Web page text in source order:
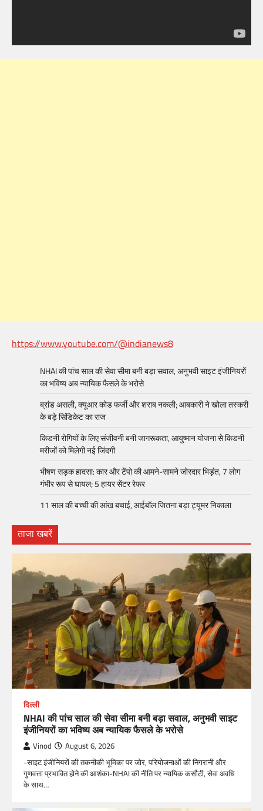
https://www.youtube.com/@indianews8
NHAI की पांच साल की सेवा सीमा बनी बड़ा सवाल, अनुभवी साइट इंजीनियरों
का भविष्य अब न्यायिक फैसले के भरोसे
ब्रांड असली, क्यूआर कोड फर्जी और शराब नकली; आबकारी ने खोला तस्करी
के बड़े सिंडिकेट का राज
किडनी रोगियों के लिए संजीवनी बनी जागरूकता, आयुष्मान योजना से किडनी
मरीजों को मिलेगी नई जिंदगी
भीषण सड़क हादसा: कार और टेंपो की आमने-सामने जोरदार भिड़ंत, 7 लोग
गंभीर रूप से घायल; 5 हायर सेंटर रेफर​
11 साल की बच्ची की आंख बचाई, आईबॉल जितना बड़ा ट्यूमर निकाला
ताजा खबरें
दिल्ली
NHAI की पांच साल की सेवा सीमा बनी बड़ा सवाल, अनुभवी साइट
इंजीनियरों का भविष्य अब न्यायिक फैसले के भरोसे
Vinod August 6, 2026
-साइट इंजीनियरों की तकनीकी भूमिका पर जोर, परियोजनाओं की निगरानी और
गुणवत्ता प्रभावित होने की आशंका-NHAI की नीति पर न्यायिक कसौटी, सेवा अवधि
के साथ…